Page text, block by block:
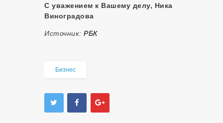
С уважением к Вашему делу, Ника
Виноградова
Источник: РБК
Бизнес